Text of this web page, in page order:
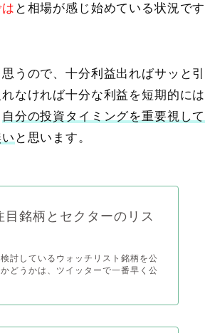
と相場が感じ始めている状況です
うので、十分利益出ればサッと引
なければ十分な利益を短期的には
自分の投資タイミングを重要視して
と思います。
目銘柄とセクターのリス
討しているウォッチリスト銘柄を公
どうかは、ツイッターで一番早く公